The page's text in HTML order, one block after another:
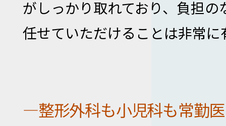
がしっかり取れており、負担
任せていただけることは非常に
―整形外科も小児科も常勤